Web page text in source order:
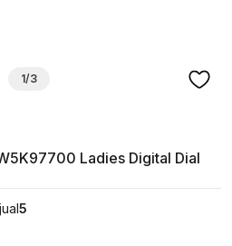
1/3
Ladies Digital Dial
5